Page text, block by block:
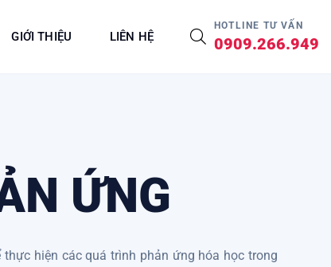
GIỚI THIỆU LIÊN HỆ
HOTLINE TƯ VẤN
0909.266.949
ỨNG
hiện các quá trình phản ứng hóa học trong